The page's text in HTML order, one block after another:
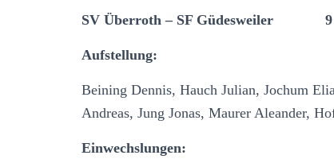
SV Überroth – SF Güdesweiler 9
Aufstellung:
Beining Dennis, Hauch Julian, Jochum
Andreas, Jung Jonas, Maurer Aleander,
Einwechslungen: